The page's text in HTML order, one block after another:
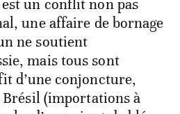
un conflit non pas
une affaire de bornage
ne soutient
mais tous sont
d’une conjoncture,
(importations à